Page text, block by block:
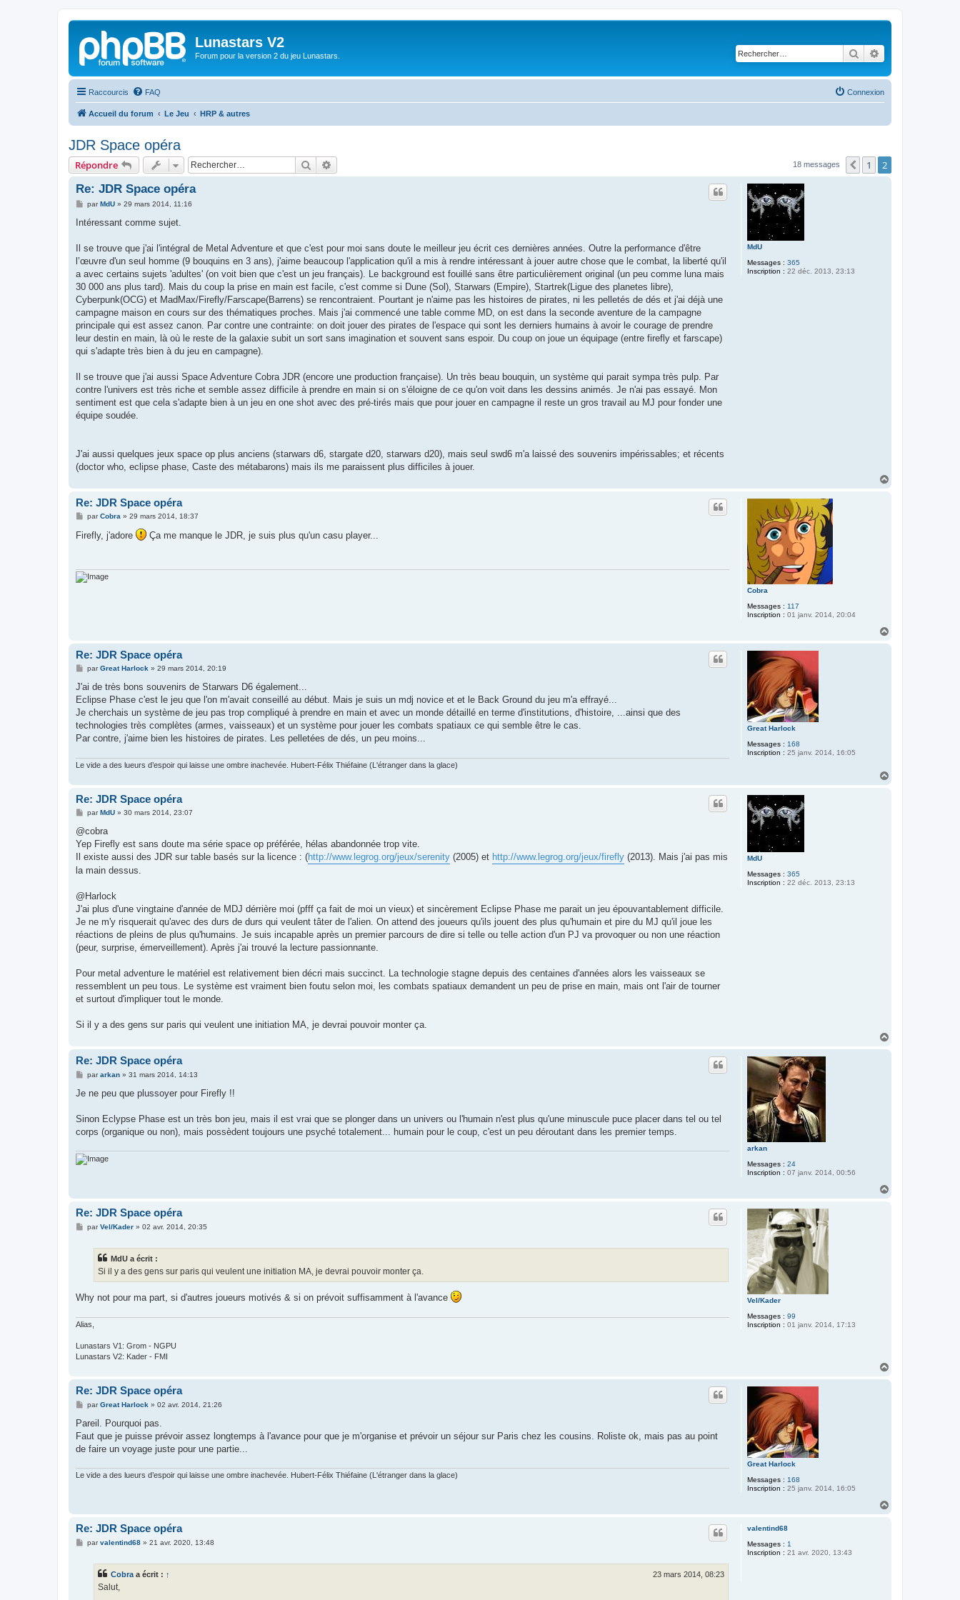
Lunastars V2
Forum pour la version 2 du jeu Lunastars. Rechercher
Raccourcis FAQ Connexion
Accueil du forum Le Jeu HRP & autres
JDR Space opéra
Répondre Rechercher 18 messages Précédent
1 2
MdU
Messages : 365
Inscription : 22 déc. 2013, 23:13
Re: JDR Space opéra
M
s
g
parMdU» 29 mars 2014, 11:16
Intéressant comme sujet.
Il se trouve que j'ai l'intégral de Metal Adventure et que c'est pour moi sans doute le meilleur jeu écrit ces dernières années. Outre la performance d'être
l’œuvre d'un seul homme (9 bouquins en 3 ans), j'aime beaucoup l'application qu'il a mis à rendre intéressant à jouer autre chose que le combat, la liberté qu'il
a avec certains sujets 'adultes' (on voit bien que c'est un jeu français). Le background est fouillé sans être particulièrement original (un peu comme luna mais
30 000 ans plus tard). Mais du coup la prise en main est facile, c'est comme si Dune (Sol), Starwars (Empire), Startrek(Ligue des planetes libre),
Cyberpunk(OCG) et MadMax/Firefly/Farscape(Barrens) se rencontraient. Pourtant je n'aime pas les histoires de pirates, ni les pelletés de dés et j'ai déjà une
campagne maison en cours sur des thématiques proches. Mais j'ai commencé une table comme MD, on est dans la seconde aventure de la campagne
principale qui est assez canon. Par contre une contrainte: on doit jouer des pirates de l'espace qui sont les derniers humains à avoir le courage de prendre
leur destin en main, là où le reste de la galaxie subit un sort sans imagination et souvent sans espoir. Du coup on joue un équipage (entre firefly et farscape)
qui s'adapte très bien à du jeu en campagne).
Il se trouve que j'ai aussi Space Adventure Cobra JDR (encore une production française). Un très beau bouquin, un système qui parait sympa très pulp. Par
contre l'univers est très riche et semble assez difficile à prendre en main si on s'éloigne de ce qu'on voit dans les dessins animés. Je n'ai pas essayé. Mon
sentiment est que cela s'adapte bien à un jeu en one shot avec des pré-tirés mais que pour jouer en campagne il reste un gros travail au MJ pour fonder une
équipe soudée.
J'ai aussi quelques jeux space op plus anciens (starwars d6, stargate d20, starwars d20), mais seul swd6 m'a laissé des souvenirs impérissables; et récents
(doctor who, eclipse phase, Caste des métabarons) mais ils me paraissent plus difficiles à jouer.
Cobra
Messages : 117
Inscription : 01 janv. 2014, 20:04
Re: JDR Space opéra
M
s
s
parCobra » 29 mars 2014, 18:37
Firefly, j'adore Ça me manque le JDR, je suis plus qu'un casu player...
Great Harlock
Messages : 168
Inscription : 25 janv. 2014, 16:05
Re: JDR Space opéra
M
s
a
g
parGreat Harlock » 29 mars 2014, 20:19
J'ai de très bons souvenirs de Starwars D6 également...
Eclipse Phase c'est le jeu que l'on m'avait conseillé au début. Mais je suis un mdj novice et et le Back Ground du jeu m'a effrayé...
Je cherchais un système de jeu pas trop compliqué à prendre en main et avec un monde détaillé en terme d'institutions, d'histoire, ...ainsi que des
technologies très complètes (armes, vaisseaux) et un système pour jouer les combats spatiaux ce qui semble être le cas.
Par contre, j'aime bien les histoires de pirates. Les pelletées de dés, un peu moins...
Le vide a des lueurs d’espoir qui laisse une ombre inachevée. Hubert-Félix Thiéfaine (L'étranger dans la glace)
MdU
Messages : 365
Inscription : 22 déc. 2013, 23:13
Re: JDR Space opéra
M
s
a
g
parMdU» 30 mars 2014, 23:07
@cobra
Yep Firefly est sans doute ma série space op préférée, hélas abandonnée trop vite.
Il existe aussi des JDR sur table basés sur la licence : (http://www.legrog.org/jeux/serenity (2005) et http://www.legrog.org/jeux/firefly (2013). Mais j'ai pas mis
la main dessus.
@Harlock
J'ai plus d'une vingtaine d'année de MDJ dérrière moi (pfff ça fait de moi un vieux) et sincèrement Eclipse Phase me parait un jeu épouvantablement difficile.
Je ne m'y risquerait qu'avec des durs de durs qui veulent tâter de l'alien. On attend des joueurs qu'ils jouent des plus qu'humain et pire du MJ qu'il joue les
réactions de pleins de plus qu'humains. Je suis incapable après un premier parcours de dire si telle ou telle action d'un PJ va provoquer ou non une réaction
(peur, surprise, émerveillement). Après j'ai trouvé la lecture passionnante.
Pour metal adventure le matériel est relativement bien décri mais succinct. La technologie stagne depuis des centaines d'années alors les vaisseaux se
ressemblent un peu tous. Le système est vraiment bien foutu selon moi, les combats spatiaux demandent un peu de prise en main, mais ont l'air de tourner
et surtout d'impliquer tout le monde.
Si il y a des gens sur paris qui veulent une initiation MA, je devrai pouvoir monter ça.
arkan
Messages : 24
Inscription : 07 janv. 2014, 00:56
Re: JDR Space opéra
M
s
g
pararkan» 31 mars 2014, 14:13
Je ne peu que plussoyer pour Firefly !!
Sinon Eclypse Phase est un très bon jeu, mais il est vrai que se plonger dans un univers ou l'humain n'est plus qu'une minuscule puce placer dans tel ou tel
corps (organique ou non), mais possèdent toujours une psyché totalement... humain pour le coup, c'est un peu déroutant dans les premier temps.
Vel/Kader
Messages : 99
Inscription : 01 janv. 2014, 17:13
Re: JDR Space opéra
MparVel/Kader» 02 avr. 2014, 20:35
MdU a écrit :
Si il y a des gens sur paris qui veulent une initiation MA, je devrai pouvoir monter ça.
Why not pour ma part, si d'autres joueurs motivés & si on prévoit suffisamment à l'avance
Alias,
Lunastars V1: Grom - NGPU
Lunastars V2: Kader - FMI
Great Harlock
Messages : 168
Inscription : 25 janv. 2014, 16:05
Re: JDR Space opéra
M
s
a
g
parGreat Harlock » 02 avr. 2014, 21:26
Pareil. Pourquoi pas.
Faut que je puisse prévoir assez longtemps à l'avance pour que je m'organise et prévoir un séjour sur Paris chez les cousins. Roliste ok, mais pas au point
de faire un voyage juste pour une partie...
Le vide a des lueurs d’espoir qui laisse une ombre inachevée. Hubert-Félix Thiéfaine (L'étranger dans la glace)
valentind68
Messages : 1
Inscription : 21 avr. 2020, 13:43
Re: JDR Space opéra
Mparvalentind68» 21 avr. 2020, 13:48
Cobra a écrit : ↑ 23 mars 2014, 08:23
Salut,